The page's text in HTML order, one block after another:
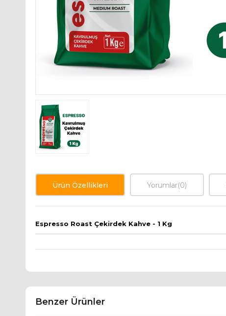
Ürün Özellikleri Yorumlar(0)
Espresso Roast Çekirdek Kahve - 1 Kg
Benzer Ürünler